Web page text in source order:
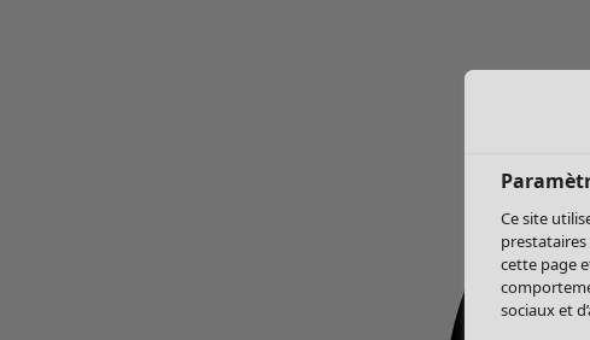
Ce site
cette page
sociaux et